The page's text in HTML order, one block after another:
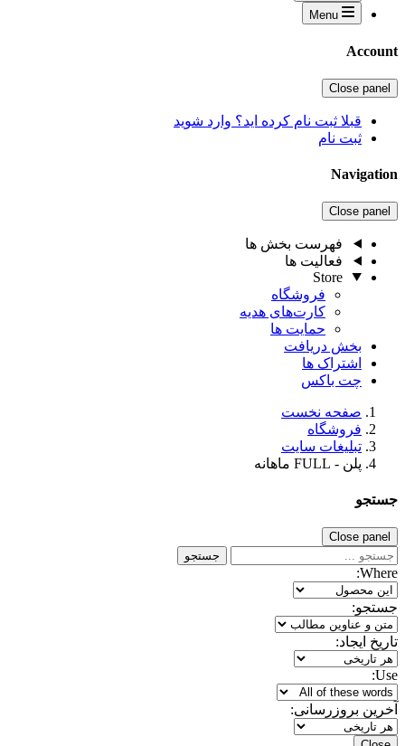
Menu
Account
Close panel
قبلا ثبت نام کرده اید؟ وارد شوید
ثبت نام
Navigation
Close panel
فهرست بخش ها
فعالیت ها
Store
فروشگاه
کارت‌های هدیه
حمایت ها
بخش دریافت
اشتراک ها
چت باکس
صفحه نخست
فروشگاه
تبلیغات سایت
پلن - FULL ماهانه
جستجو
Close panel
جستجو
Where:
جستجو:
تاریخ ایجاد:
Use:
آخرین بروزرسانی: